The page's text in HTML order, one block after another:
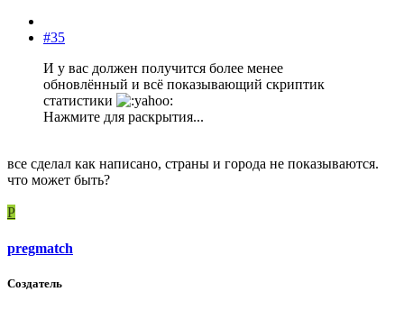
#35
И у вас должен получится более менее
обновлённый и всё показывающий скриптик
статистики
Нажмите для раскрытия...
все сделал как написано, страны и города не показываются.
что может быть?
P
pregmatch
Создатель